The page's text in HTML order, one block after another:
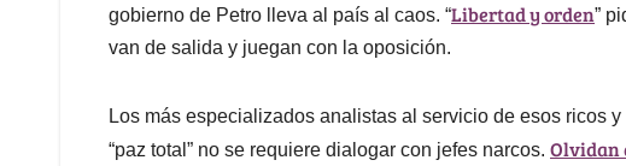
gobierno de Petro lleva al país al caos. “Libertad y orden”
van de salida y juegan con la oposición.
Los más especializados analistas al servicio de esos ricos
“paz total” no se requiere dialogar con jefes narcos. Olvidan